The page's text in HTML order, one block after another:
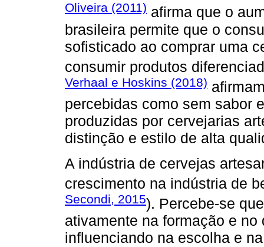
Oliveira (2011) afirma que o
brasileira permite que o
sofisticado ao comprar uma
consumir produtos
Verhaal e Hoskins (2018)
percebidas como sem sabor
produzidas por cervejarias
distinção e estilo de alta
A indústria de cervejas
crescimento na indústria de
Secondi, 2015). Percebe-se
ativamente na formação e
influenciando na escolha e